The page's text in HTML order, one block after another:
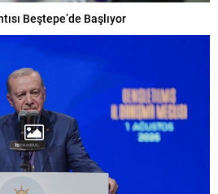
Beştepe’de Başlıyor